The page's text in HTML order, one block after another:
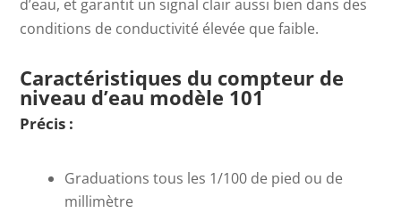
d’eau, et garantit un signal clair aussi bien dans des
conditions de conductivité élevée que faible.
Caractéristiques du compteur de
niveau d’eau modèle 101
Précis :
Graduations tous les 1/100 de pied ou de
millimètre